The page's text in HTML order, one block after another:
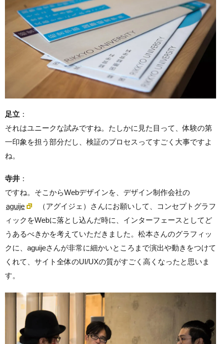
足立 ：
それはユニークな試みですね。たしかに見た目って、体験の第
一印象を担う部分だし、検証のプロセスってすごく大事ですよ
ね。
寺井 ：
ですね。そこからWebデザインを、デザイン制作会社の
aguije
（アグイジェ）さんにお願いして、コンセプトグラフ
ィックをWebに落とし込んだ時に、インターフェースとしてど
うあるべきかを考えていただきました。松本さんのグラフィッ
クに、aguijeさんが非常に細かいところまで演出や動きをつけて
くれて、サイト全体のUI/UXの質がすごく高くなったと思いま
す。